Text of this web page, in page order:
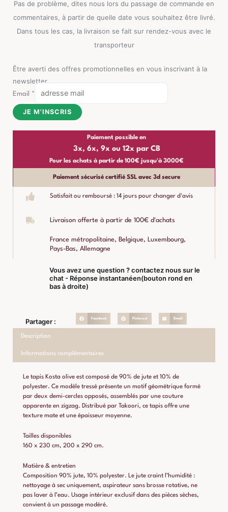
Pas de problème, dites nous lors du passage de commande en
commentaires, à partir de quelle date vous souhaitez être livré.
Dans tous les cas, la livraison se fait sur rendez-vous avec le
transporteur
Être averti des offres promotionnelles en vous inscrivant à la
newsletter
Email *
JE M'INSCRIS
Paiement possible en
3x, 6x, 9x ou 12x par CB
Pour les achats à partir de 100€ jusqu'à 3000€
Paiement sécurisé certifié SSL avec 3d secure
Satisfait ou remboursé : 14 jours pour changer d'avis
Livraison offerte à partir de 100€ d'achats
France métropolitaine, Belgique, Luxembourg,
Pays-Bas, Allemagne
Vous avez une question ? contactez nous sur le
chat - Réponse instantanéen(bouton rond en
bas à droite)
Partager : Facebook Pinterest Email
Description
Informations complémentaires
Le tapis Kosta olive est composé de 90% de jute et 10% de
polyester. Ce modèle tressé présente un motif géométrique formé
par deux demi-cercles opposés, assemblés par une couture
apparente en zigzag. Distribué par Takoori, ce tapis offre une
texture mate et une épaisseur moyenne.
Tailles disponibles
160 x 230 cm, 200 x 290 cm.
Matière & entretien
Composition 90% jute, 10% polyester. Le jute craint l’humidité :
nettoyage à sec uniquement, aspirateur sans brosse rotative, ne
pas laver à l’eau. Usage intérieur exclusif dans des pièces sèches,
convient à un passage modéré.